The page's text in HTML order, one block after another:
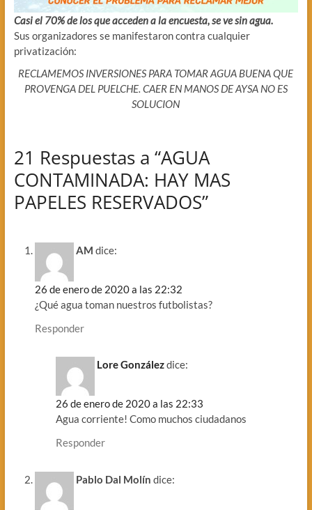
Casi el 70% de los que acceden a la encuesta, se ve sin agua.
Sus organizadores se manifestaron contra cualquier
privatización:
RECLAMEMOS INVERSIONES PARA TOMAR AGUA BUENA QUE
PROVENGA DEL PUELCHE. CAER EN MANOS DE AYSA NO ES
SOLUCION
21 Respuestas a “AGUA
CONTAMINADA: HAY MAS
PAPELES RESERVADOS”
AM dice:
26 de enero de 2020 a las 22:32
¿Qué agua toman nuestros futbolistas?
Responder
Lore Gonzálezdice:
26 de enero de 2020 a las 22:33
Agua corriente! Como muchos ciudadanos
Responder
Pablo Dal Molín dice: